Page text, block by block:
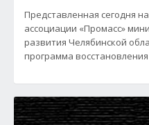
Представленная сегодня
ассоциации «Промасс»
развития Челябинской
программа восстановления